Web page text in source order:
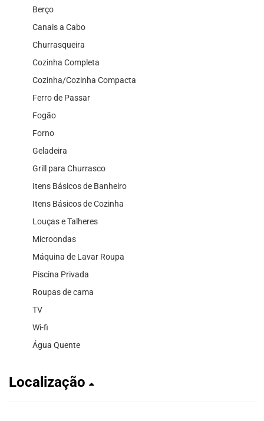
Berço
Canais a Cabo
Churrasqueira
Cozinha Completa
Cozinha/Cozinha Compacta
Ferro de Passar
Fogão
Forno
Geladeira
Grill para Churrasco
Itens Básicos de Banheiro
Itens Básicos de Cozinha
Louças e Talheres
Microondas
Máquina de Lavar Roupa
Piscina Privada
Roupas de cama
TV
Wi-fi
Água Quente
Localização